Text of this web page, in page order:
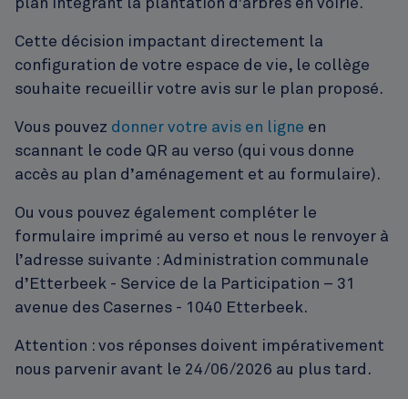
plan intégrant la plantation d'arbres en voirie.
Cette décision impactant directement la
configuration de votre espace de vie, le collège
souhaite recueillir votre avis sur le plan proposé.
Vous pouvez donner votre avis en ligne en
scannant le code QR au verso (qui vous donne
accès au plan d’aménagement et au formulaire).
Ou vous pouvez également compléter le
formulaire imprimé au verso et nous le renvoyer à
l’adresse suivante : Administration communale
d’Etterbeek - Service de la Participation – 31
avenue des Casernes - 1040 Etterbeek.
Attention : vos réponses doivent impérativement
nous parvenir avant le 24/06/2026 au plus tard.